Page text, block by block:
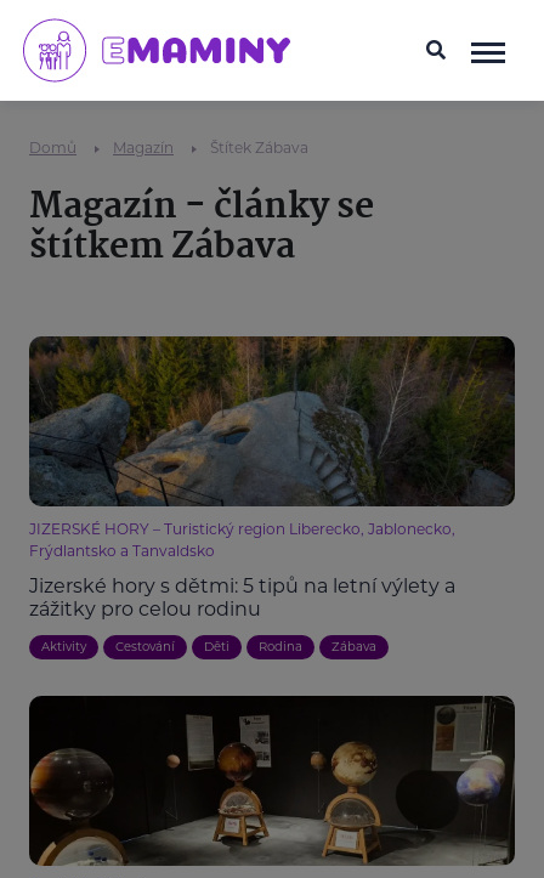
Domů Magazín Štítek Zábava
Magazín - články se
štítkem Zábava
JIZERSKÉ HORY – Turistický region Liberecko, Jablonecko,
Frýdlantsko a Tanvaldsko
Jizerské hory s dětmi: 5 tipů na letní výlety a
zážitky pro celou rodinu
Aktivity Cestování Děti Rodina Zábava